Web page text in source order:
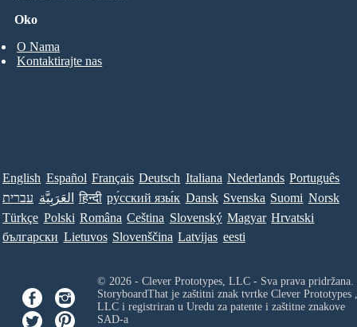
Oko
O Nama
Kontaktirajte nas
English Español Français Deutsch Italiana Nederlands Português
עברית العَرَبِيَّة हिन्दी ру́сский язы́к Dansk Svenska Suomi Norsk
Türkçe Polski Româna Ceština Slovenský Magyar Hrvatski
български Lietuvos Slovenščina Latvijas eesti
© 2026 - Clever Prototypes, LLC - Sva prava pridržana.
StoryboardThat je zaštitni znak tvrtke Clever Prototypes ,
LLCi registriran u Uredu za patente i zaštitne znakove
SAD-a